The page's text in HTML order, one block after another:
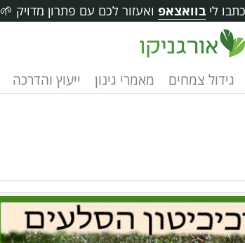
לי בוואצאפ ואעזור לכם עם פתרון מדויק 🌱
גידול צמחים מאמרי גינון ייעוץ והדרכה